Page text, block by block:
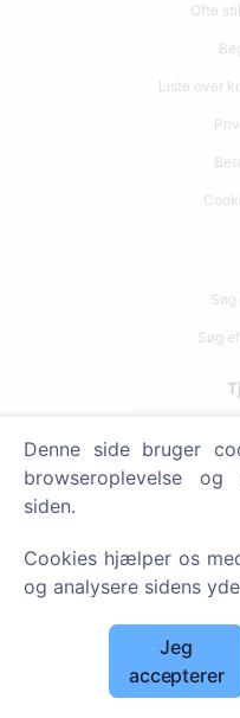
Ofte
Liste over
Søg
SIA
Vi
Denne side bruger
browseroplevelse
siden.
Cookies hjælper os
og analysere sidens
Jeg
accepterer